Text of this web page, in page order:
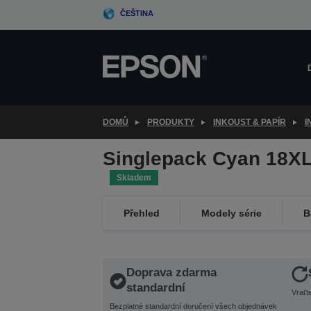
ČEŠTINA
DOMŮ PRODUKTY INKOUST & PAPÍR
Singlepack Cyan
Skladem
Přehled Modely série
Doprava zdarma
standardní
Bezplatné standardní doručení všech objednávek